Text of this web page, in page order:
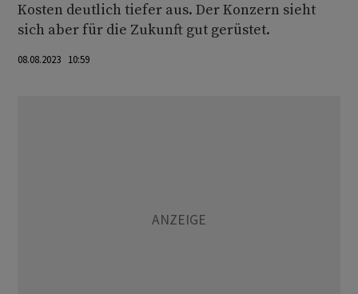
Kosten deutlich tiefer aus. Der Konzern sieht
sich aber für die Zukunft gut gerüstet.
08.08.2023 10:59